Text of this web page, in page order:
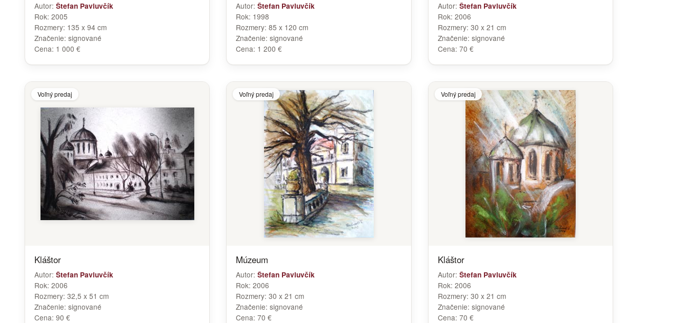
Autor: Štefan Pavluvčík
Rok: 2005
Rozmery: 135 x 94 cm
Značenie: signované
Cena: 1 000 €
Autor: Štefan Pavluvčík
Rok: 1998
Rozmery:85 x 120 cm
Značenie:signované
Cena: 1 200 €
Autor: Štefan Pavluvčík
Rok: 2006
Rozmery: 30 x 21 cm
Značenie: signované
Cena: 70 €
Voľný predaj
Kláštor
Autor: Štefan Pavluvčík
Rok: 2006
Rozmery: 32,5 x 51 cm
Značenie: signované
Cena: 90 €
Voľný predaj
Múzeum
Autor: Štefan Pavluvčík
Rok:2006
Rozmery:30 x 21 cm
Značenie:signované
Cena: 70 €
Voľný predaj
Kláštor
Autor: Štefan Pavluvčík
Rok: 2006
Rozmery: 30 x 21 cm
Značenie: signované
Cena: 70 €